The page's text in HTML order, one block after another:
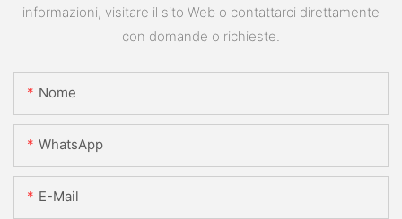
informazioni, visitare il sito Web o contattarci direttamente
con domande o richieste.
Nome
WhatsApp
E-Mail